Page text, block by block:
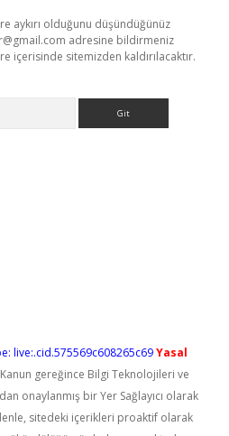
aykırı olduğunu düşündüğünüz
adresine bildirmeniz
içerisinde sitemizden kaldırılacaktır.
live:.cid.575569c608265c69Yasal
Kanun gereğince Bilgi Teknolojileri ve
onaylanmış bir Yer Sağlayıcı olarak
sitedeki içerikleri proaktif olarak